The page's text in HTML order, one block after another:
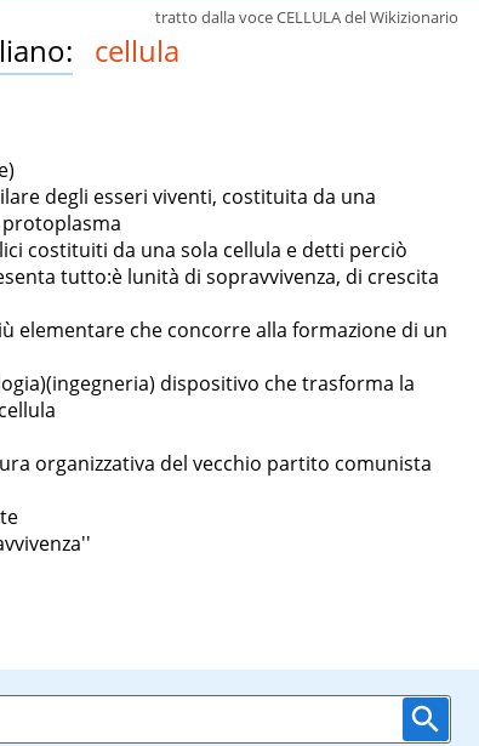
cellula
degli esseri viventi, costituita da una
costituiti da una sola cellula e detti perciò
tutto:è lunità di sopravvivenza, di crescita
elementare che concorre alla formazione di un
dispositivo che trasforma la
organizzativa del vecchio partito comunista
tratto dalla voce CELLULA del Wikizionario